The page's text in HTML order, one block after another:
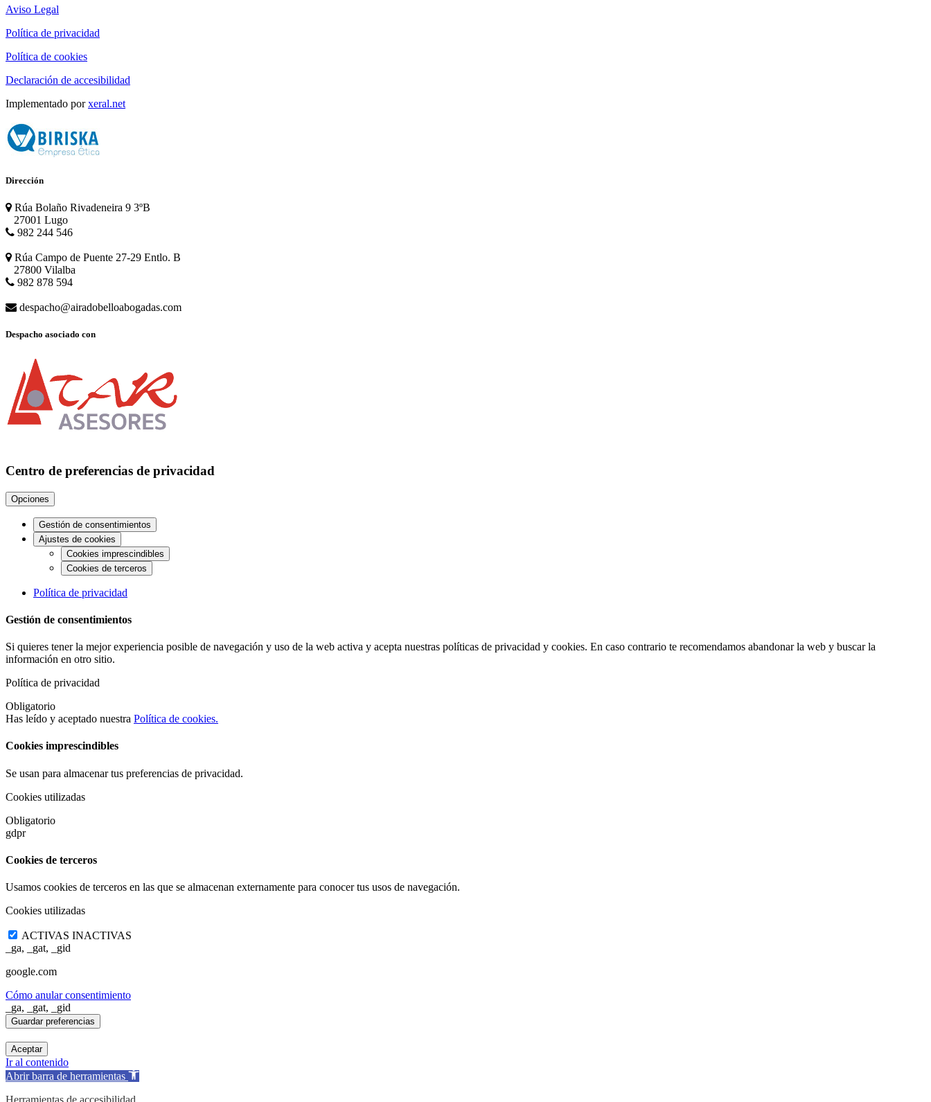
Aviso Legal
Política de privacidad
Política de cookies
Declaración de accesibilidad
Implementado porxeral.net
Dirección
Rúa Bolaño Rivadeneira 9 3ºB
27001 Lugo
982 244 546
Rúa Campo de Puente 27-29 Entlo. B
27800 Vilalba
982 878 594
despacho@airadobelloabogadas.com
Despacho asociado con
Centro de preferencias de privacidad
Opciones
Gestión de consentimientos
Ajustes de cookies
Cookies imprescindibles
Cookies de terceros
Política de privacidad
Gestión de consentimientos
Si quieres tener la mejor experiencia posible de navegación y uso de la web activa y acepta nuestras políticas de privacidad y cookies. En caso contrario te recomendamos abandonar la web y buscar la
información en otro sitio.
Política de privacidad
Obligatorio
Has leído y aceptado nuestra Política de cookies.
Cookies imprescindibles
Se usan para almacenar tus preferencias de privacidad.
Cookies utilizadas
Obligatorio
gdpr
Cookies de terceros
Usamos cookies de terceros en las que se almacenan externamente para conocer tus usos de navegación.
Cookies utilizadas
ACTIVAS INACTIVAS
_ga, _gat, _gid
google.com
Cómo anular consentimiento
_ga, _gat, _gid
Aceptar
Ir al contenido
Abrir barra de herramientas
Herramientas de accesibilidad